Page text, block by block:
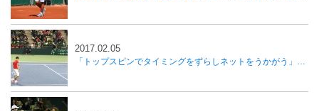
「トップスピンでタイミングをずらしネットをうかがう」西岡リタイアも内山が勝利し日本が1勝、国別対抗戦デ杯
2017.02.05